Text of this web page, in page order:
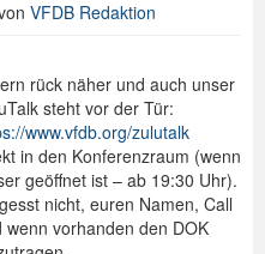
VFDB Redaktion
rück näher und auch unser
steht vor der Tür:
www.vfdb.org/zulutalk
in den Konferenzraum (wenn
geöffnet ist – ab 19:30 Uhr).
nicht, euren Namen, Call
wenn vorhanden den DOK